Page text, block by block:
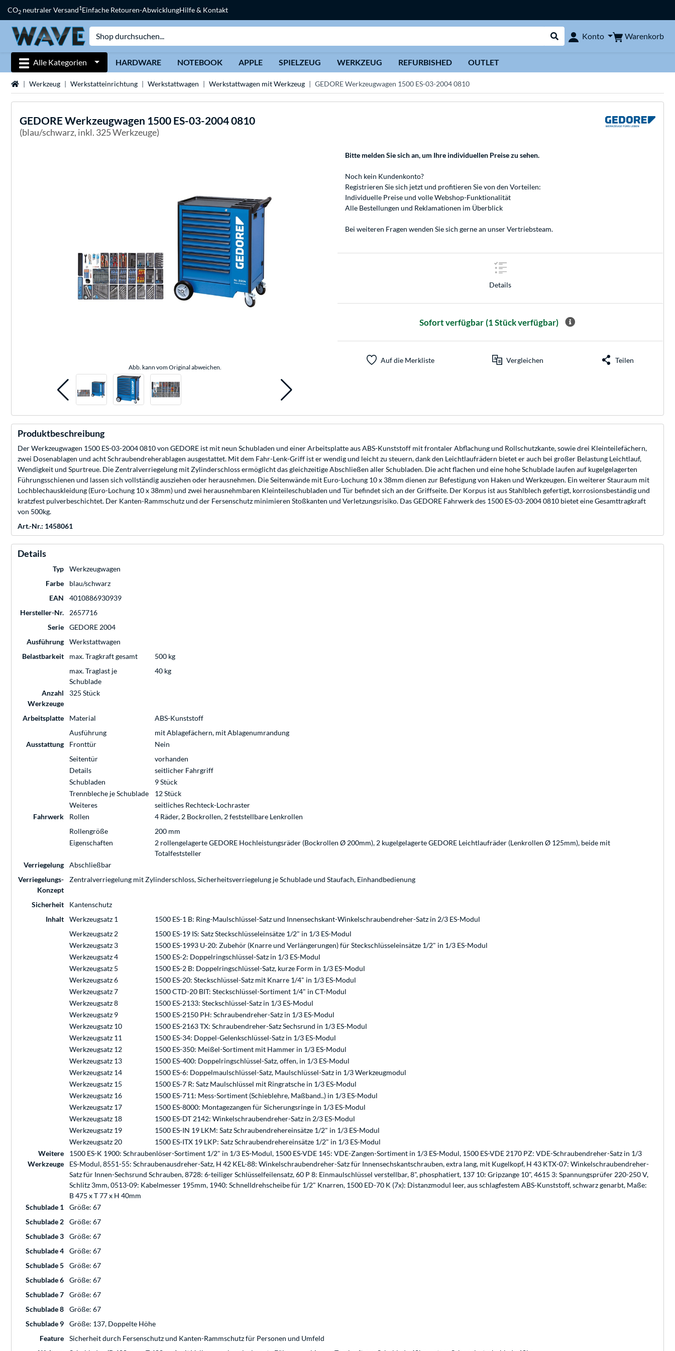
CO2 neutraler Versand1Einfache Retouren-AbwicklungHilfe & Kontakt
Suche durchführen
Konto Warenkorb
Alle Kategorien HARDWARE NOTEBOOK APPLE SPIELZEUG WERKZEUG REFURBISHED OUTLET
StartseiteWerkzeug Werkstatteinrichtung Werkstattwagen Werkstattwagen mit Werkzeug GEDORE Werkzeugwagen 1500 ES-03-2004 0810
GEDOREWerkzeugwagen 1500 ES-03-2004 0810
(blau/schwarz, inkl. 325 Werkzeuge)
Abb. kann vom Original abweichen.
Bitte melden Sie sich an, um Ihre individuellen Preise zu sehen.
Noch kein Kundenkonto?
Registrieren Sie sich jetzt und profitieren Sie von den Vorteilen:
Individuelle Preise und volle Webshop-Funktionalität
Alle Bestellungen und Reklamationen im Überblick
Bei weiteren Fragen wenden Sie sich gerne an unserVertriebsteam.
Details
Sofort verfügbar (1 Stück verfügbar)
Auf die Merkliste Vergleichen Teilen
Produktbeschreibung
Der Werkzeugwagen 1500 ES-03-2004 0810 von GEDORE ist mit neun Schubladen und einer Arbeitsplatte aus ABS-Kunststoff mit frontaler Abflachung und Rollschutzkante, sowie drei Kleinteilefächern,
zwei Dosenablagen und acht Schraubendreherablagen ausgestattet. Mit dem Fahr-Lenk-Griff ist er wendig und leicht zu steuern, dank den Leichtlaufrädern bietet er auch bei großer Belastung Leichtlauf,
Wendigkeit und Spurtreue. Die Zentralverriegelung mit Zylinderschloss ermöglicht das gleichzeitige Abschließen aller Schubladen. Die acht flachen und eine hohe Schublade laufen auf kugelgelagerten
Führungsschienen und lassen sich vollständig ausziehen oder herausnehmen. Die Seitenwände mit Euro-Lochung 10 x 38mm dienen zur Befestigung von Haken und Werkzeugen. Ein weiterer Stauraum mit
Lochblechauskleidung (Euro-Lochung 10 x 38mm) und zwei herausnehmbaren Kleinteileschubladen und Tür befindet sich an der Griffseite. Der Korpus ist aus Stahlblech gefertigt, korrosionsbeständig und
kratzfest pulverbeschichtet. Der Kanten-Rammschutz und der Fersenschutz minimieren Stoßkanten und Verletzungsrisiko. Das GEDORE Fahrwerk des 1500 ES-03-2004 0810 bietet eine Gesamttragkraft
von 500kg.
Art.-Nr.: 1458061
Details
Typ
Werkzeugwagen
Farbe
blau/schwarz
EAN
4010886930939
Hersteller-Nr.
2657716
Serie
GEDORE 2004
Ausführung
Werkstattwagen
Belastbarkeit
max. Tragkraft gesamt
500 kg
max. Traglast je
Schublade
40 kg
Anzahl
Werkzeuge
325 Stück
Arbeitsplatte Material
ABS-Kunststoff
Ausführung
mit Ablagefächern, mit Ablagenumrandung
Ausstattung
Fronttür
Nein
Seitentür
vorhanden
Details
seitlicher Fahrgriff
Schubladen
9 Stück
Trennbleche je Schublade
12 Stück
Weiteres
seitliches Rechteck-Lochraster
Fahrwerk
Rollen
4 Räder, 2 Bockrollen, 2 feststellbare Lenkrollen
Rollengröße
200 mm
Eigenschaften
2 rollengelagerte GEDORE Hochleistungsräder (Bockrollen Ø 200mm), 2 kugelgelagerte GEDORE Leichtlaufräder (Lenkrollen Ø 125mm), beide mit
Totalfeststeller
Verriegelung
Abschließbar
Verriegelungs-
Konzept
Zentralverriegelung mit Zylinderschloss, Sicherheitsverriegelung je Schublade und Staufach, Einhandbedienung
Sicherheit
Kantenschutz
Inhalt
Werkzeugsatz 1
1500 ES-1 B: Ring-Maulschlüssel-Satz und Innensechskant-Winkelschraubendreher-Satz in 2/3 ES-Modul
Werkzeugsatz 2
1500 ES-19 IS: Satz Steckschlüsseleinsätze 1/2" in 1/3 ES-Modul
Werkzeugsatz 3
1500 ES-1993 U-20: Zubehör (Knarre und Verlängerungen) für Steckschlüsseleinsätze 1/2" in 1/3 ES-Modul
Werkzeugsatz 4
1500 ES-2: Doppelringschlüssel-Satz in 1/3 ES-Modul
Werkzeugsatz 5
1500 ES-2 B: Doppelringschlüssel-Satz, kurze Form in 1/3 ES-Modul
Werkzeugsatz 6
1500 ES-20: Steckschlüssel-Satz mit Knarre 1/4" in 1/3 ES-Modul
Werkzeugsatz 7
1500 CTD-20 BIT: Steckschlüssel-Sortiment 1/4" in CT-Modul
Werkzeugsatz 8
1500 ES-2133: Steckschlüssel-Satz in 1/3 ES-Modul
Werkzeugsatz 9
1500 ES-2150 PH: Schraubendreher-Satz in 1/3 ES-Modul
Werkzeugsatz 10
1500 ES-2163 TX: Schraubendreher-Satz Sechsrund in 1/3 ES-Modul
Werkzeugsatz 11
1500 ES-34: Doppel-Gelenkschlüssel-Satz in 1/3 ES-Modul
Werkzeugsatz 12
1500 ES-350: Meißel-Sortiment mit Hammer in 1/3 ES-Modul
Werkzeugsatz 13
1500 ES-400: Doppelringschlüssel-Satz, offen, in 1/3 ES-Modul
Werkzeugsatz 14
1500 ES-6: Doppelmaulschlüssel-Satz, Maulschlüssel-Satz in 1/3 Werkzeugmodul
Werkzeugsatz 15
1500 ES-7 R: Satz Maulschlüssel mit Ringratsche in 1/3 ES-Modul
Werkzeugsatz 16
1500 ES-711: Mess-Sortiment (Schieblehre, Maßband..) in 1/3 ES-Modul
Werkzeugsatz 17
1500 ES-8000: Montagezangen für Sicherungsringe in 1/3 ES-Modul
Werkzeugsatz 18
1500 ES-DT 2142: Winkelschraubendreher-Satz in 2/3 ES-Modul
Werkzeugsatz 19
1500 ES-IN 19 LKM: Satz Schraubendrehereinsätze 1/2" in 1/3 ES-Modul
Werkzeugsatz 20
1500 ES-ITX 19 LKP: Satz Schraubendrehereinsätze 1/2" in 1/3 ES-Modul
Weitere
Werkzeuge
1500 ES-K 1900: Schraubenlöser-Sortiment 1/2" in 1/3 ES-Modul, 1500 ES-VDE 145: VDE-Zangen-Sortiment in 1/3 ES-Modul, 1500 ES-VDE 2170 PZ: VDE-Schraubendreher-Satz in 1/3
ES-Modul, 8551-55: Schraubenausdreher-Satz, H 42 KEL-88: Winkelschraubendreher-Satz für Innensechskantschrauben, extra lang, mit Kugelkopf, H 43 KTX-07: Winkelschraubendreher-
Satz für Innen-Sechsrund Schrauben, 8728: 6-teiliger Schlüsselfeilensatz, 60 P 8: Einmaulschlüssel verstellbar, 8", phosphatiert, 137 10: Gripzange 10", 4615 3: Spannungsprüfer 220-250 V,
Schlitz 3mm, 0513-09: Kabelmesser 195mm, 1940: Schnelldrehscheibe für 1/2" Knarren, 1500 ED-70 K (7x): Distanzmodul leer, aus schlagfestem ABS-Kunststoff, schwarz genarbt, Maße:
B 475 x T 77 x H 40mm
Schublade 1
Größe: 67
Schublade 2
Größe: 67
Schublade 3
Größe: 67
Schublade 4
Größe: 67
Schublade 5
Größe: 67
Schublade 6
Größe: 67
Schublade 7
Größe: 67
Schublade 8
Größe: 67
Schublade 9
Größe: 137, Doppelte Höhe
Feature
Sicherheit durch Fersenschutz und Kanten-Rammschutz für Personen und Umfeld